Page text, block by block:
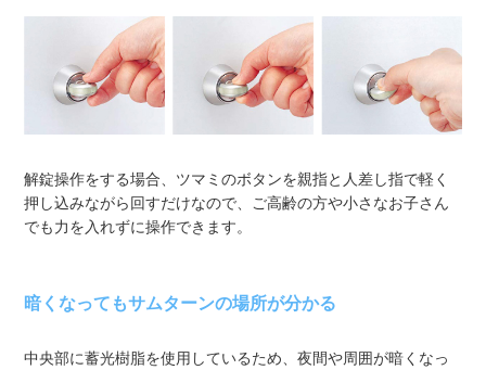
解錠操作をする場合、ツマミのボタンを親指と人差し指で軽く
押し込みながら回すだけなので、ご高齢の方や小さなお子さん
でも力を入れずに操作できます。
暗くなってもサムターンの場所が分かる
中央部に蓄光樹脂を使用しているため、夜間や周囲が暗くなっ